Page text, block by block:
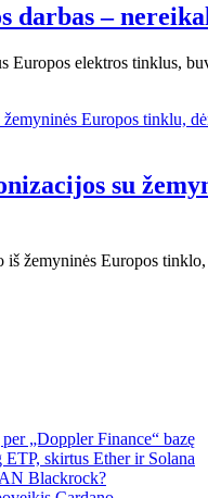
darbas –
Europos elektros tinklus,
su
žemyninės Europos
„Doppler Finance“ bazę
skirtus Ether ir Solana
Blackrock?